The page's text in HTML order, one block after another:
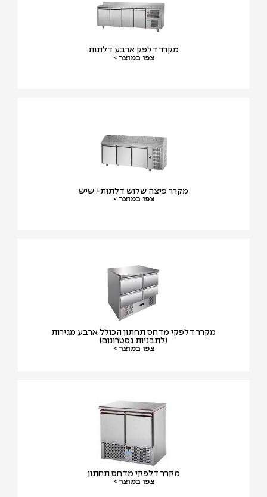
מקרר דלפק ארבע דלתות
צפו במוצר >
מקרר פיצה שלוש דלתות+ שיש
צפו במוצר >
מקרר דלפקי מדחס תחתון הכולל ארבע מגירות
(לתבניות גסטרונום)
צפו במוצר >
מקרר דלפקי מדחס תחתון
צפו במוצר >